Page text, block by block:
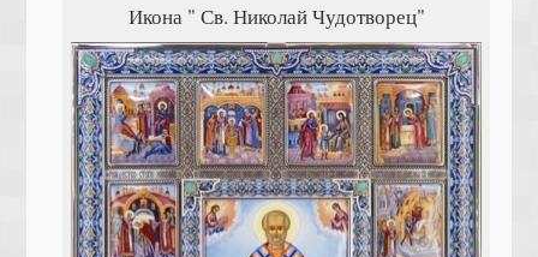
Икона " Св. Николай Чудотворец"